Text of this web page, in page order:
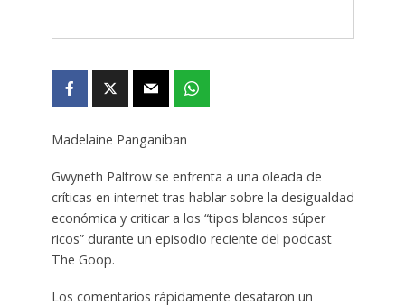
Madelaine Panganiban
Gwyneth Paltrow se enfrenta a una oleada de
críticas en internet tras hablar sobre la desigualdad
económica y criticar a los “tipos blancos súper
ricos” durante un episodio reciente del podcast
The Goop.
Los comentarios rápidamente desataron un